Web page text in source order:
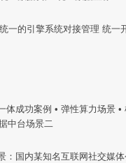
一的引擎系统对接管理 统一
体成功案例 • 弹性算力场景 •
中台场景二
：国内某知名互联网社交媒